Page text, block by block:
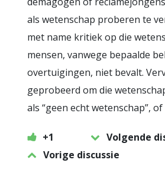
als wetenschap proberen te
met name kritiek op die
mensen, vanwege bepaalde
overtuigingen, niet bevalt.
geprobeerd om die
als “geen echt wetenschap”,
+1
Volgende
Vorige discussie